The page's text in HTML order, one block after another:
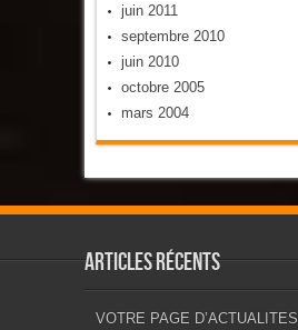
juin 2011
septembre 2010
juin 2010
octobre 2005
mars 2004
Articles récents
VOTRE PAGE D’ACTUALITES